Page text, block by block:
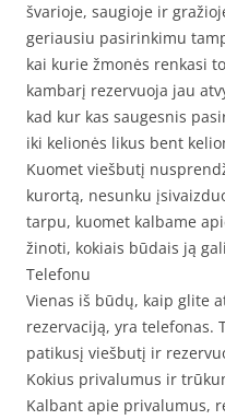
švarioje, saugioje ir
geriausiu pasirinkimu
kai kurie žmonės renkasi
kambarį rezervuoja jau
kad kur kas saugesnis
iki kelionės likus bent
Kuomet viešbutį
kurortą, nesunku
tarpu, kuomet kalbame
žinoti, kokiais būdais ją
Telefonu
Vienas iš būdų, kaip glite
rezervaciją, yra telefonas.
patikusį viešbutį ir
Kokius privalumus ir
Kalbant apie privalumus,